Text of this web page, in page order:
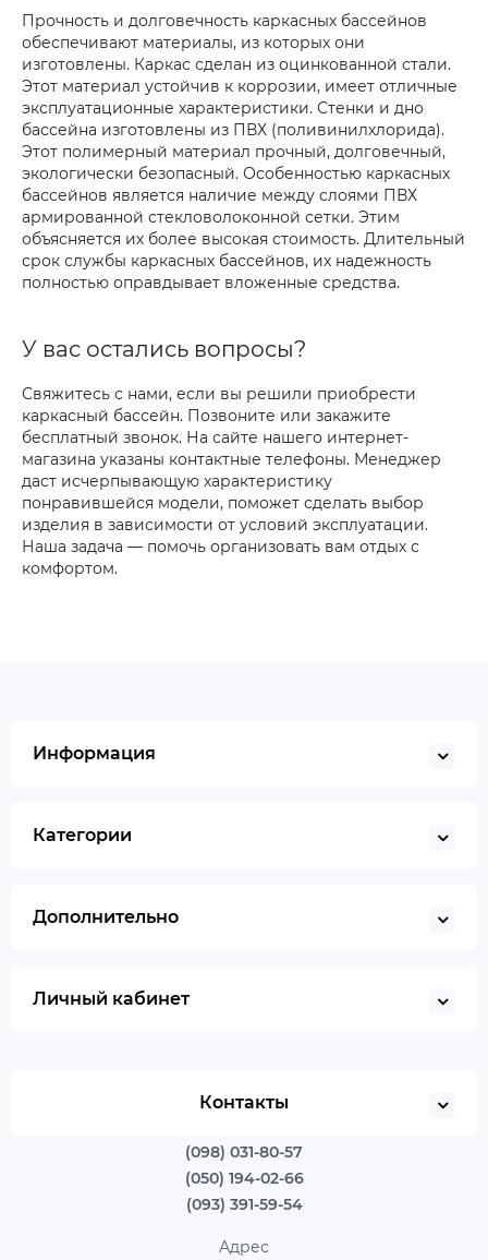
Прочность и долговечность каркасных бассейнов
обеспечивают материалы, из которых они
изготовлены. Каркас сделан из оцинкованной стали.
Этот материал устойчив к коррозии, имеет отличные
эксплуатационные характеристики. Стенки и дно
бассейна изготовлены из ПВХ (поливинилхлорида).
Этот полимерный материал прочный, долговечный,
экологически безопасный. Особенностью каркасных
бассейнов является наличие между слоями ПВХ
армированной стекловолоконной сетки. Этим
объясняется их более высокая стоимость. Длительный
срок службы каркасных бассейнов, их надежность
полностью оправдывает вложенные средства.
У вас остались вопросы?
Свяжитесь с нами, если вы решили приобрести
каркасный бассейн. Позвоните или закажите
бесплатный звонок. На сайте нашего интернет-
магазина указаны контактные телефоны. Менеджер
даст исчерпывающую характеристику
понравившейся модели, поможет сделать выбор
изделия в зависимости от условий эксплуатации.
Наша задача — помочь организовать вам отдых с
комфортом.
Информация
Категории
Дополнительно
Личный кабинет
Контакты
(098) 031-80-57
(050) 194-02-66
(093) 391-59-54
Адрес